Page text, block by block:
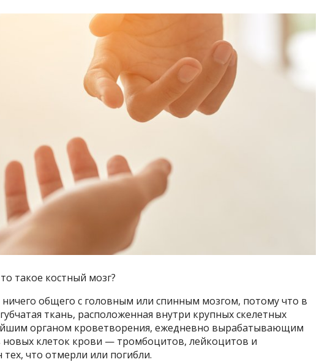
такое костный мозг?
общего с головным или спинным мозгом, потому что в
ткань, расположенная внутри крупных скелетных
органом кроветворения, ежедневно вырабатывающим
клеток крови — тромбоцитов, лейкоцитов и
что отмерли или погибли.